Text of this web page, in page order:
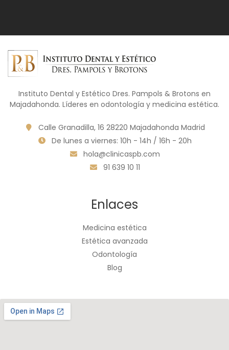
Instituto Dental y Estético Dres. Pampols & Brotons en
Majadahonda. Líderes en odontología y medicina estética.
Calle Granadilla, 16 28220 Majadahonda Madrid
De lunes a viernes: 10h - 14h / 16h - 20h
hola@clinicaspb.com
91 639 10 11
Enlaces
Medicina estética
Estética avanzada
Odontología
Blog